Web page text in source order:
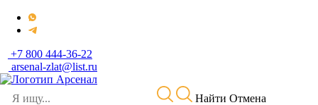
+7 800 444-36-22
arsenal-zlat@list.ru
Найти Отмена